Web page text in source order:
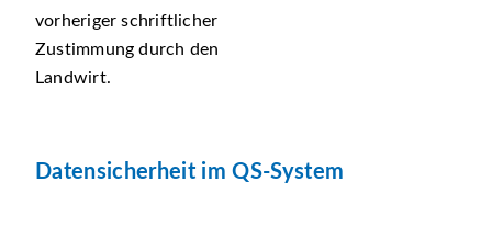
vorheriger schriftlicher
Zustimmung durch den
Landwirt.
Datensicherheit im QS-System